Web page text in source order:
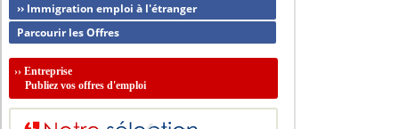
›› Immigration emploi à l'étranger
Parcourir les Offres
››Entreprise
Publiez vos offres d'emploi